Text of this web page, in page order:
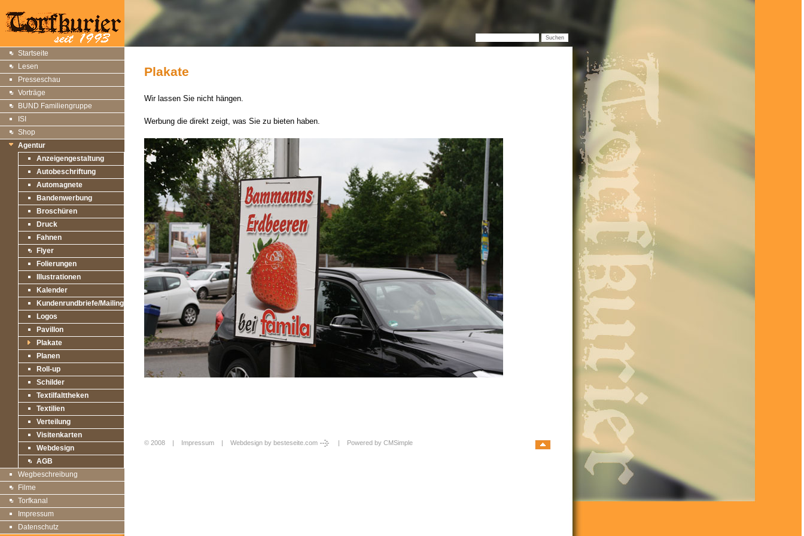
Startseite
Lesen
Presseschau
Vorträge
BUND Familiengruppe
ISI
Shop
Agentur
Anzeigengestaltung
Autobeschriftung
Automagnete
Bandenwerbung
Broschüren
Druck
Fahnen
Flyer
Folierungen
Illustrationen
Kalender
Kundenrundbriefe/Mailings
Logos
Pavillon
Plakate
Planen
Roll-up
Schilder
Textilfalttheken
Textilien
Verteilung
Visitenkarten
Webdesign
AGB
Wegbeschreibung
Filme
Torfkanal
Impressum
Datenschutz
Plakate
Wir lassen Sie nicht hängen.
Werbung die direkt zeigt, was Sie zu bieten haben.
© 2008 | Impressum Webdesign by besteseite.com | Powered by CMSimple